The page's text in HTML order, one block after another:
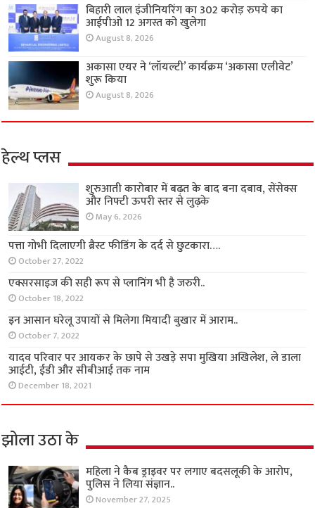
बिहारी लाल इंजीनियरिंग का 302 करोड़ रुपये का
आईपीओ 12 अगस्त को खुलेगा
August 8, 2026
अकासा एयर ने ‘लॉयल्टी’ कार्यक्रम ‘अकासा एलीवेट’
शुरू किया
August 8, 2026
हेल्थ प्लस
शुरुआती कारोबार में बढ़त के बाद बना दबाव, सेंसेक्स
और निफ्टी ऊपरी स्तर से लुढ़के
May 6, 2026
पत्ता गोभी दिलाएगी ब्रैस्ट फीडिंग के दर्द से छुटकारा….
October 27, 2022
एक्सरसाइज की सही रूप से प्लानिंग भी है जरुरी..
October 18, 2022
इन आसान घरेलू उपायों से मिलेगा मियादी बुखार में आराम..
October 7, 2022
यादव परिवार पर आयकर के छापे से उखड़े सपा मुखिया अखिलेश, ले डाला
आईटी, ईडी और सीबीआई तक नाम
December 18, 2021
झोला उठा के
महिला ने कैब ड्राइवर पर लगाए बदसलूकी के आरोप,
पुलिस ने लिया संज्ञान..
November 27, 2025